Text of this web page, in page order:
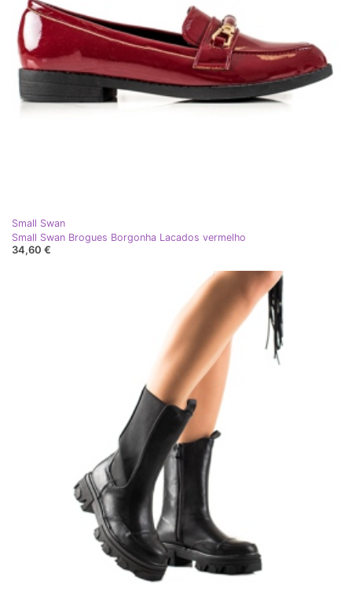
Small Swan
Small Swan Brogues Borgonha Lacados vermelho
34,60 €